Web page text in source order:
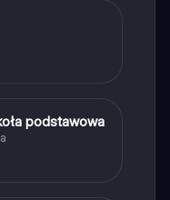
podstawowa